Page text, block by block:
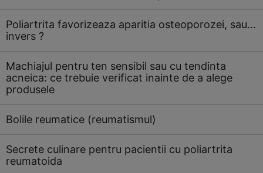
Poliartrita favorizeaza aparitia osteoporozei, sau…
invers ?
Machiajul pentru ten sensibil sau cu tendinta
acneica: ce trebuie verificat inainte de a alege
produsele
Bolile reumatice (reumatismul)
Secrete culinare pentru pacientii cu poliartrita
reumatoida